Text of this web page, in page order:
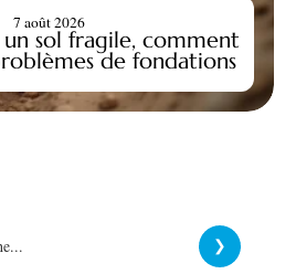
sol fragile, comment
de fondations
7 août 2026